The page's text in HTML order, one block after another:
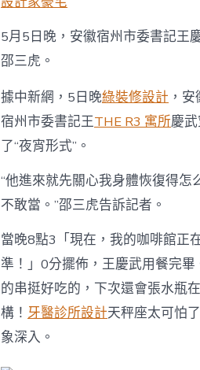
5月5日晚，安徽宿州市委書記王
邵三虎。
據中新網，5日晚綠裝修設計 ，
宿州市委書記王THE R3 寓所慶
了“夜宵形式”。
“他進來就先關心我身體恢復得怎
不敢當。”邵三虎告訴記者。
當晚8點3「現在，我的咖啡館正
準！」0分擺佈，王慶武用餐完
的串挺好吃的，下次還會張水瓶
構！ 牙醫診所設計天秤座太可怕
象深入。